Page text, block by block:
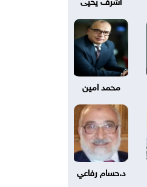
محمد امين
د.حسام رفاعي